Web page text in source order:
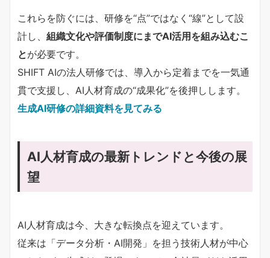
これらを防ぐには、研修を“点”ではなく“線”として設
計し、 組織文化や評価制度にまでAI活用を組み込むこ
とが必要です。
SHIFT AIの法人研修では、導入から定着までを一気通
貫で支援し、AI人材育成の“成果化”を後押しします。
生成AI研修の詳細資料を見てみる
AI人材育成の最新トレンドと今後の展
望
AI人材育成は今、大きな転換点を迎えています。
従来は「データ分析・AI開発」を担う技術人材が中心